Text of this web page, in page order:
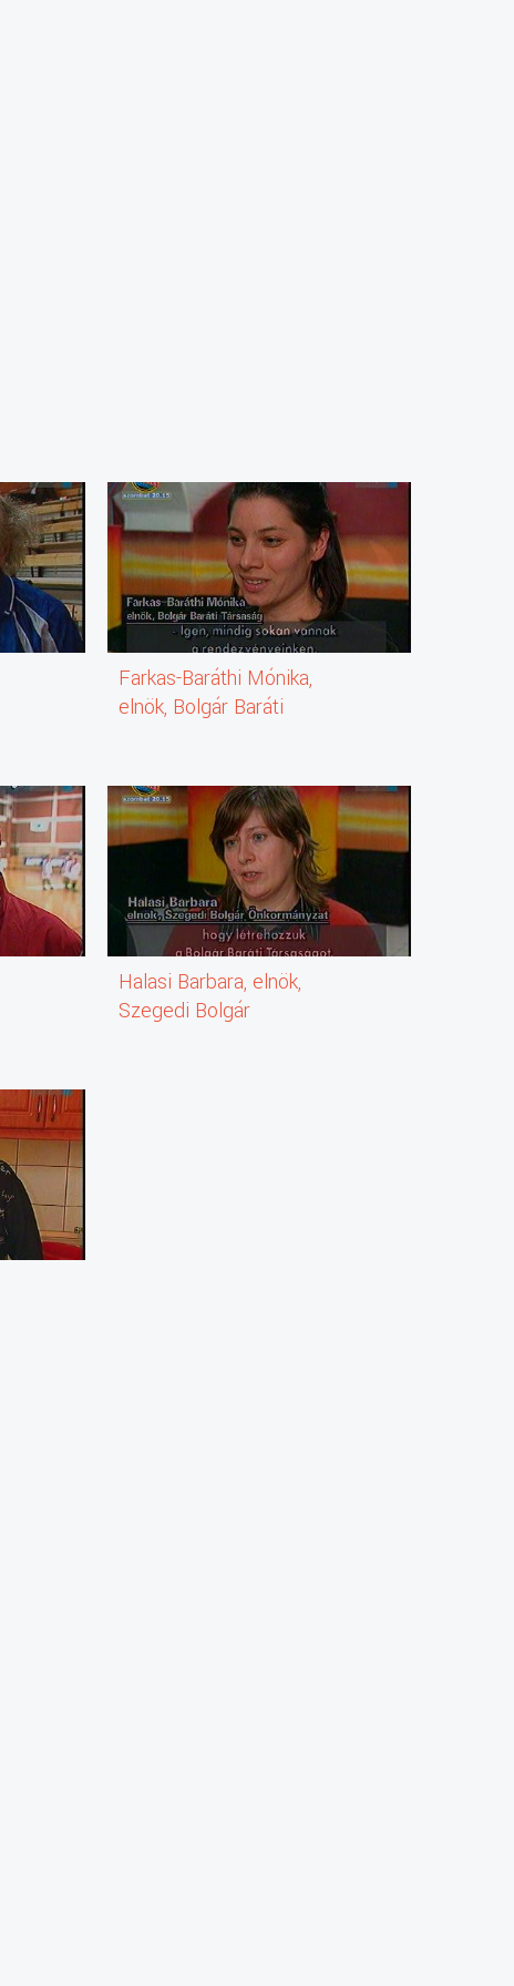
Farkas-Baráthi Mónika,
elnök, Bolgár Baráti
Halasi Barbara, elnök,
Szegedi Bolgár